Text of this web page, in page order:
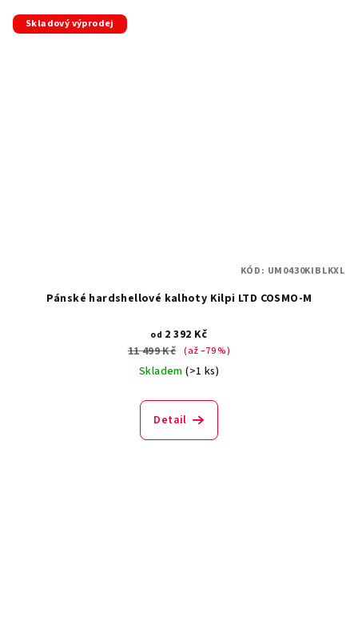
Skladový výprodej
Pánské hardshellové kalhoty Kilpi LTD COSMO-M
od 2 392 Kč
11 499 Kč (až –79 %)
Skladem(>1 ks)
Detail
KÓD: UM0430KIBLKXL